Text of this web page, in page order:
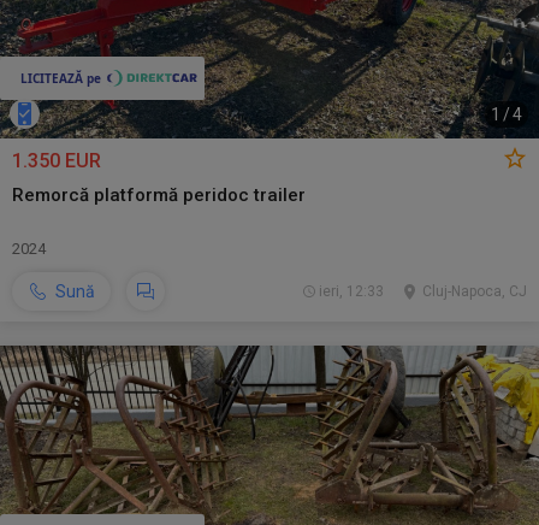
1 /4
1.350 EUR
Remorcă platformă peridoc trailer
2024
Sună Cluj-Napoca, CJ
ieri, 12:33